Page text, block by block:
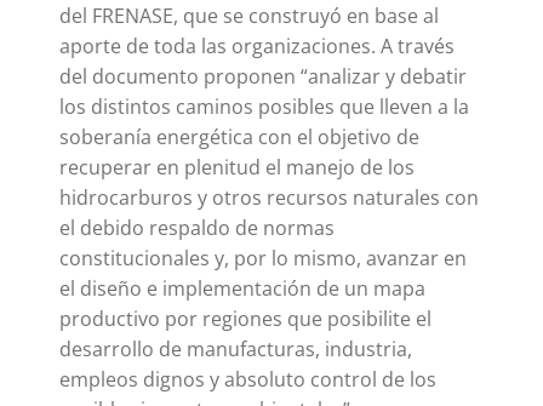
del FRENASE, que se construyó en base al
aporte de toda las organizaciones. A través
del documento proponen “analizar y debatir
los distintos caminos posibles que lleven a la
soberanía energética con el objetivo de
recuperar en plenitud el manejo de los
hidrocarburos y otros recursos naturales con
el debido respaldo de normas
constitucionales y, por lo mismo, avanzar en
el diseño e implementación de un mapa
productivo por regiones que posibilite el
desarrollo de manufacturas, industria,
empleos dignos y absoluto control de los